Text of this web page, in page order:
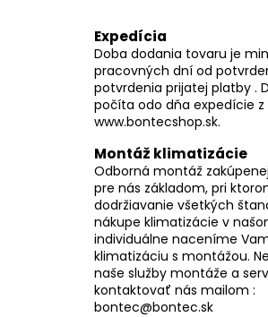
Expedícia
Doba dodania tovaru je
pracovných dní od
potvrdenia prijatej platby .
počíta odo dňa expedície
www.bontecshop.sk.
Montáž klimatizácie
Odborná montáž
pre nás základom, pri
dodržiavanie všetkých
nákupe klimatizácie v
individuálne naceníme
klimatizáciu s montážou.
naše služby montáže a
kontaktovať nás mailom :
bontec@bontec.sk